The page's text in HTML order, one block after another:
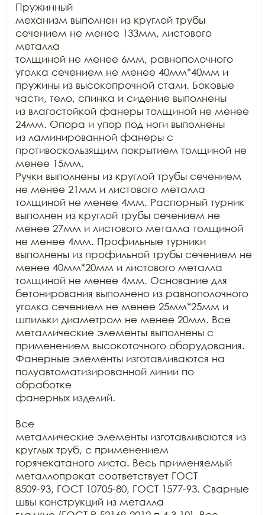
Пружинный
механизм выполнен из круглой трубы
сечением не менее 133мм, листового
металла
толщиной не менее 6мм, равнополочного
уголка сечением не менее 40мм*40мм и
пружины из высокопрочной стали. Боковые
части, тело, спинка и сидение выполнены
из влагостойкой фанеры толщиной не менее
24мм. Опора и упор под ноги выполнены
из ламинированной фанеры с
противоскользящим покрытием толщиной не
менее 15мм.
Ручки выполнены из круглой трубы сечением
не менее 21мм и листового металла
толщиной не менее 4мм. Распорный турник
выполнен из круглой трубы сечением не
менее 27мм и листового металла толщиной
не менее 4мм. Профильные турники
выполнены из профильной трубы сечением не
менее 40мм*20мм и листового металла
толщиной не менее 4мм. Основание для
бетонирования выполнено из равнополочного
уголка сечением не менее 25мм*25мм и
шпильки диаметром не менее 20мм. Все
металлические элементы выполнены с
применением высокоточного оборудования.
Фанерные элементы изготавливаются на
полуавтоматизированной линии по
обработке
фанерных изделий.
Все
металлические элементы изготавливаются из
круглых труб, с применением
горячекатаного листа. Весь применяемый
металлопрокат соответствует ГОСТ
8509-93, ГОСТ 10705-80, ГОСТ 1577-93. Сварные
швы конструкций из металла